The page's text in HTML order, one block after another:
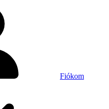
Fiókom